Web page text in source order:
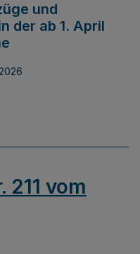
und
der ab 1. April
211 vom